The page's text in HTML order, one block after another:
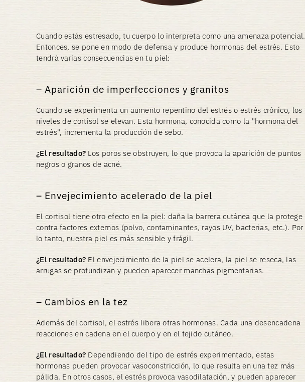
Cuando estás estresado, tu cuerpo lo interpreta como una amenaza potencial.
Entonces, se pone en modo de defensa y produce hormonas del estrés. Esto
tendrá varias consecuencias en tu piel:
Aparición de imperfecciones y granitos
Cuando se experimenta un aumento repentino del estrés o estrés crónico, los
niveles de cortisol se elevan. Esta hormona, conocida como la "hormona del
estrés", incrementa la producción de sebo.
¿El resultado? Los poros se obstruyen, lo que provoca la aparición de puntos
negros o granos de acné.
Envejecimiento acelerado de la piel
El cortisol tiene otro efecto en la piel: daña la barrera cutánea que la protege
contra factores externos (polvo, contaminantes, rayos UV, bacterias, etc.). Por
lo tanto, nuestra piel es más sensible y frágil.
¿El resultado? El envejecimiento de la piel se acelera, la piel se reseca, las
arrugas se profundizan y pueden aparecer manchas pigmentarias.
Cambios en la tez
Además del cortisol, el estrés libera otras hormonas. Cada una desencadena
reacciones en cadena en el cuerpo y en el tejido cutáneo.
¿El resultado? Dependiendo del tipo de estrés experimentado, estas
hormonas pueden provocar vasoconstricción, lo que resulta en una tez más
pálida. En otros casos, el estrés provoca vasodilatación, y pueden aparecer